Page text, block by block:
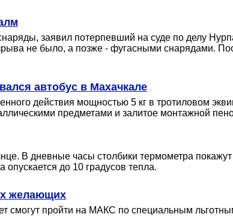
заявил потерпевший на суде по делу
не было, а позже - фугасными снарядами.
автобус в Махачкале
действия мощностью 5 кг в тротиловом
предметами и залитое монтажной
В дневные часы столбики термометра
опускается до 10 градусов тепла.
желающих
смогут пройти на МАКС по специальным